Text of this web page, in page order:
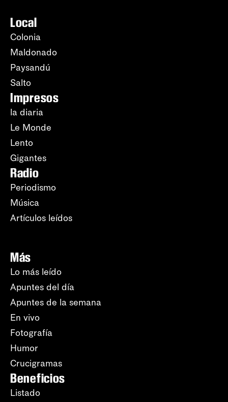
Local
Colonia
Maldonado
Paysandú
Salto
Impresos
la diaria
Le Monde
Lento
Gigantes
Radio
Periodismo
Música
Artículos leídos
Más
Lo más leído
Apuntes del día
Apuntes de la semana
En vivo
Fotografía
Humor
Crucigramas
Beneficios
Listado